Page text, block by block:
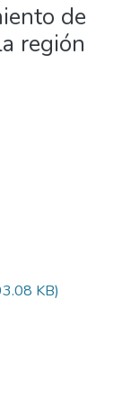
de
región
KB)